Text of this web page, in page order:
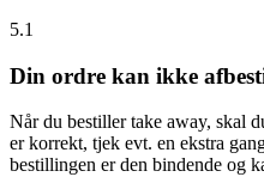
5.1
Din ordre kan ikke
Når du bestiller take away, skal
er korrekt, tjek evt. en ekstra
bestillingen er den bindende og